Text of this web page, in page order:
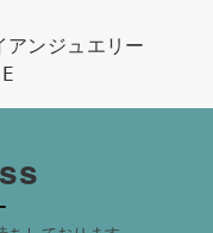
ンジュエリー